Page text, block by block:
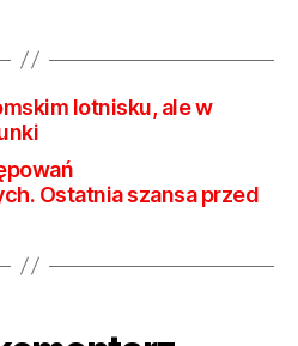
lotnisku, ale w
Ostatnia szansa przed